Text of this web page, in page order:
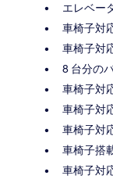
エレベー
車椅子対
車椅子対
8 台分の
車椅子対
車椅子対
車椅子対
車椅子搭
車椅子対